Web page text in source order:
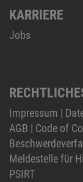
KARRIERE
Jobs
Impressum |
AGB | Code of
Meldestelle für
PSIRT